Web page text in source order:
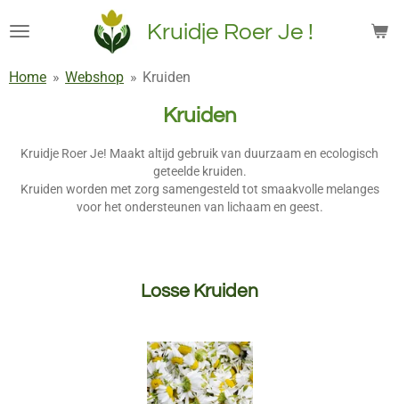
direct
de
Kruidje Roer Je !
Home » Webshop » Kruiden
Kruiden
Kruidje Roer Je! Maakt altijd gebruik van duurzaam en ecologisch
geteelde kruiden.
Kruiden worden met zorg samengesteld tot smaakvolle melanges
voor het ondersteunen van lichaam en geest.
Losse Kruiden